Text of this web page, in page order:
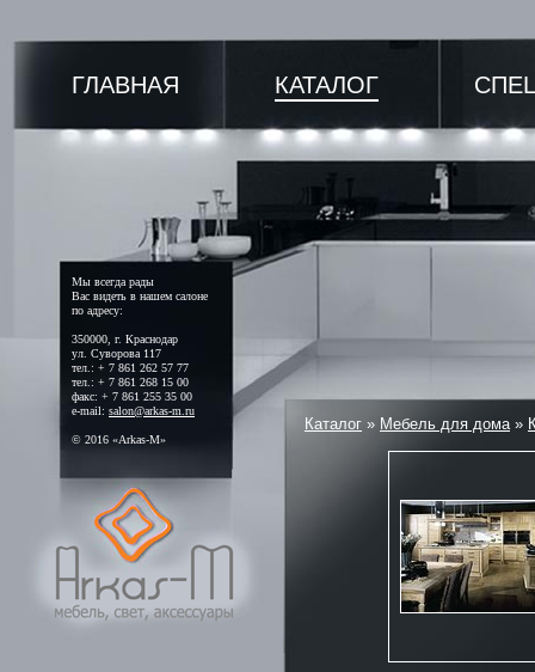
Мы всегда рады
Вас видеть в нашем салоне
по адресу:
350000, г. Краснодар
ул. Суворова 117
тел.: + 7 861 262 57 77
тел.: + 7 861 268 15 00
факс: + 7 861 255 35 00
e-mail: salon@arkas-m.ru
© 2016 «Arkas-M»
ГЛАВНАЯ КАТАЛОГ
Каталог » Мебель для дома»